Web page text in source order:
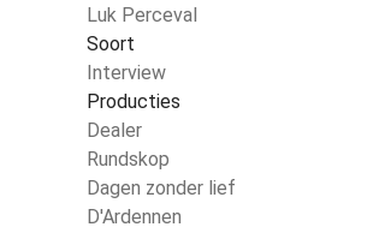
Luk Perceval
Soort
Interview
Producties
Dealer
Rundskop
Dagen zonder lief
D'Ardennen